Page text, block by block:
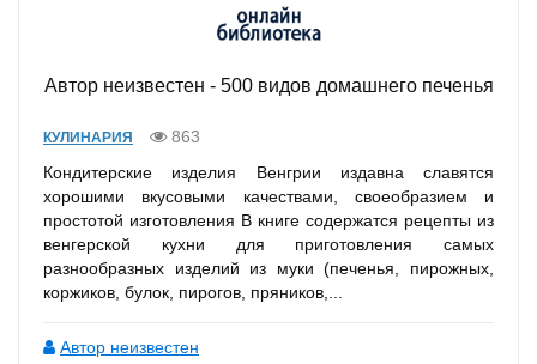
Автор неизвестен - 500 видов домашнего печенья
КУЛИНАРИЯ
863
Кондитерские изделия Венгрии издавна славятся
хорошими вкусовыми качествами, своеобразием и
простотой изготовления В книге содержатся рецепты из
венгерской кухни для приготовления самых
разнообразных изделий из муки (печенья, пирожных,
коржиков, булок, пирогов, пряников,...
Автор неизвестен